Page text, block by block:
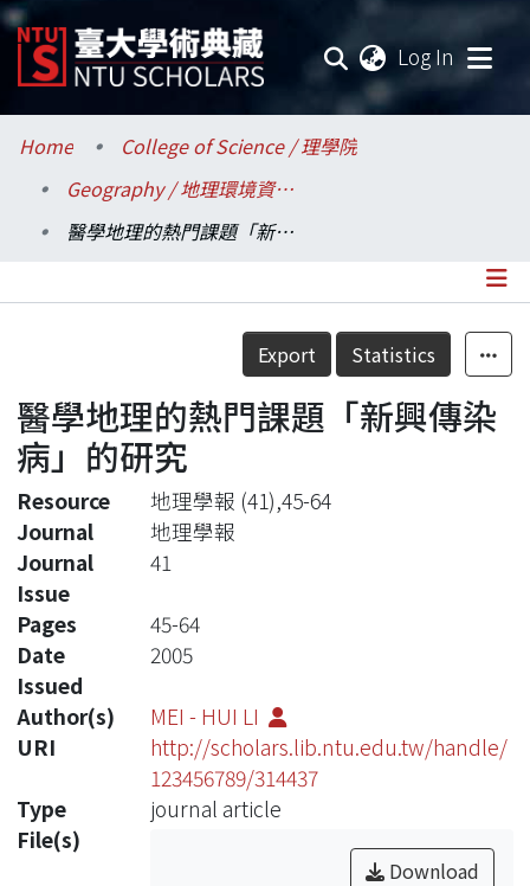
Log In
Communities & Collections
Research Outputs
Statistics
Home
College of Science / 理學院
Geography / 地理環境資源學系
醫學地理的熱門課題「新興傳染病」的研究
Details
Export Statistics
醫學地理的熱門課題「新興傳染
病」的研究
Resource
地理學報 (41),45-64
Journal
地理學報
Journal
Issue
41
Pages
45-64
Date
Issued
2005
Author(s)
MEI - HUI LI
URI
http://scholars.lib.ntu.edu.tw/handle/
123456789/314437
Type
journal article
File(s)
Download